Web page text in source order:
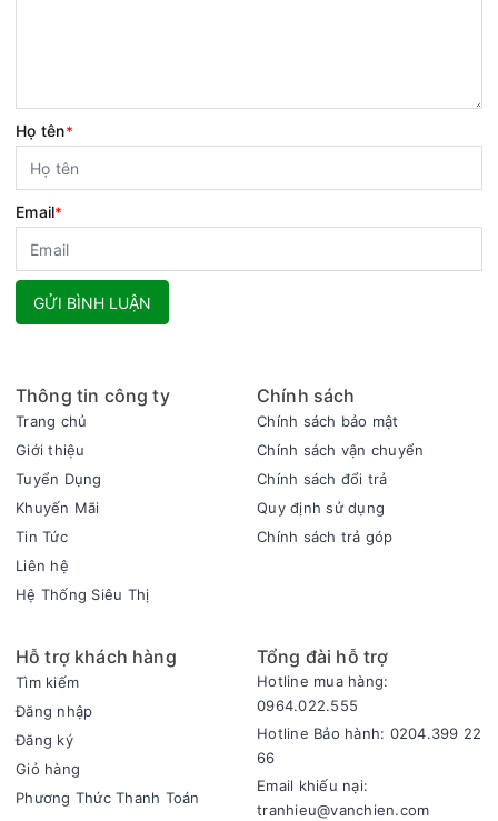
Họ tên*
Email*
GỬI BÌNH LUẬN
Thông tin công ty
Trang chủ
Giới thiệu
Tuyển Dụng
Khuyến Mãi
Tin Tức
Liên hệ
Hệ Thống Siêu Thị
Chính sách
Chính sách bảo mật
Chính sách vận chuyển
Chính sách đổi trả
Quy định sử dụng
Chính sách trả góp
Hỗ trợ khách hàng
Tìm kiếm
Đăng nhập
Đăng ký
Giỏ hàng
Phương Thức Thanh Toán
Tổng đài hỗ trợ
Hotline mua hàng:
0964.022.555
Hotline Bảo hành: 0204.399 22
66
Email khiếu nại:
tranhieu@vanchien.com